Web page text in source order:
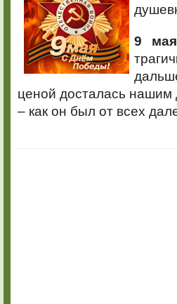
9
ценой досталась
– как он был от всех